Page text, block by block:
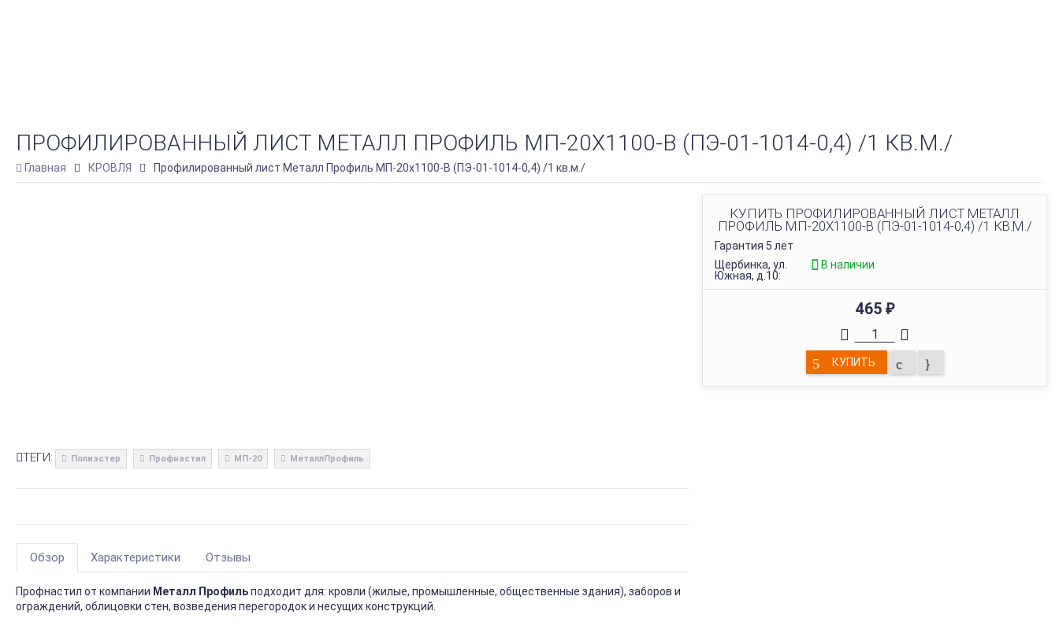
ПРОФИЛИРОВАННЫЙ ЛИСТ МЕТАЛЛ ПРОФИЛЬ МП-20Х1100-B (ПЭ-01-1014-0,4) /1 КВ.М./
Главная КРОВЛЯ Профилированный лист Металл Профиль МП-20х1100-B (ПЭ-01-1014-0,4) /1 кв.м./
КУПИТЬ ПРОФИЛИРОВАННЫЙ ЛИСТ МЕТАЛЛ
ПРОФИЛЬ МП-20Х1100-B (ПЭ-01-1014-0,4) /1 КВ.М./
Гарантия 5 лет
Щербинка, ул.
Южная, д.10:
В наличии
465 ₽
КУПИТЬ
ТЕГИ: Полиэстер Профнастил МП-20 МеталлПрофиль
Обзор Характеристики Отзывы
Профнастил от компании Металл Профильподходит для: кровли (жилые, промышленные, общественные здания), заборов и
ограждений, облицовки стен, возведения перегородок и несущих конструкций.